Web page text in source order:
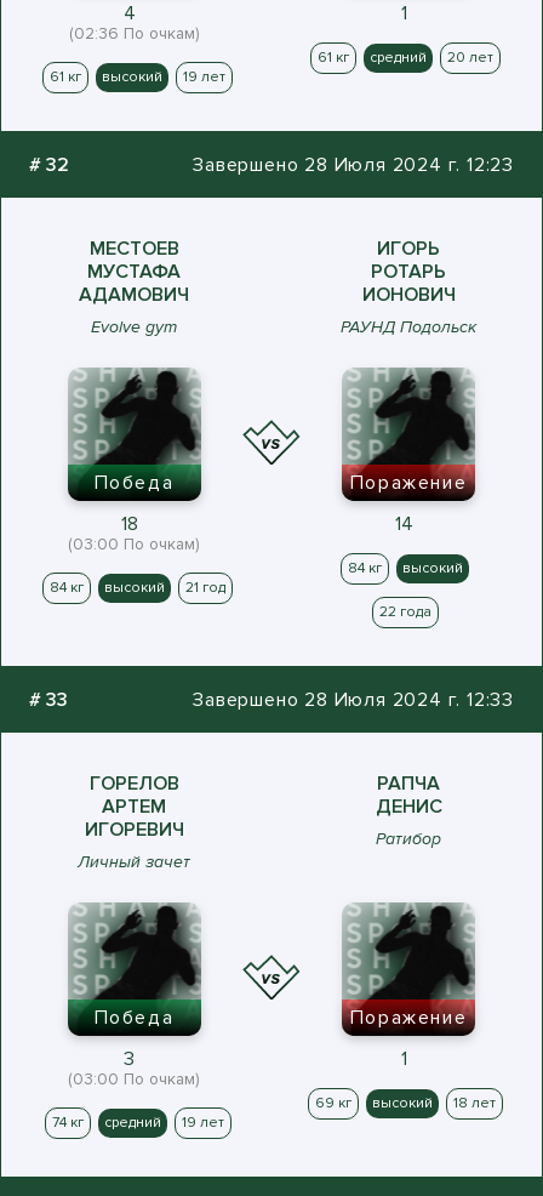
4
(02:36 По очкам)
61 кг высокий 19 лет
1
61 кг средний 20 лет
# 32 Завершено 28 Июля 2024 г. 12:23
МЕСТОЕВ
МУСТАФА
АДАМОВИЧ
Evolve gym
ИГОРЬ
РОТАРЬ
ИОНОВИЧ
РАУНД Подольск
Победа
18
(03:00 По очкам)
84 кг высокий 21 год
Поражение
14
84 кг высокий
22 года
# 33 Завершено 28 Июля 2024 г. 12:33
ГОРЕЛОВ
АРТЕМ
ИГОРЕВИЧ
Личный зачет
РАПЧА
ДЕНИС
Ратибор
Победа
3
(03:00 По очкам)
74 кг средний 19 лет
Поражение
1
69 кг высокий 18 лет